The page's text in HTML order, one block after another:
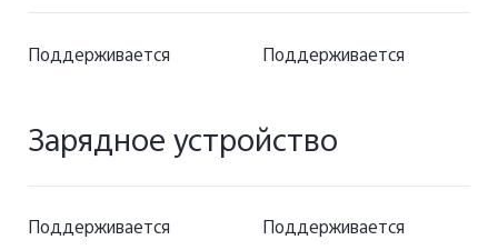
Поддерживается Поддерживается
Зарядное устройство
Поддерживается Поддерживается